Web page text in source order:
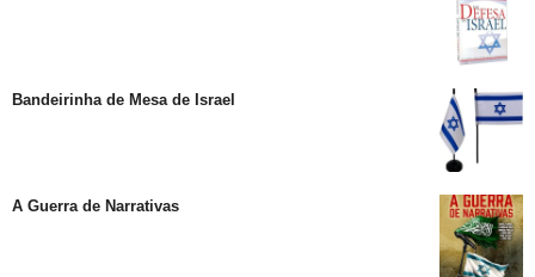
Bandeirinha de Mesa de Israel
A Guerra de Narrativas